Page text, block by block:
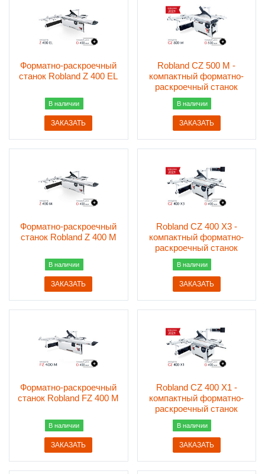
Форматно-раскроечный
станок Robland Z 400 EL
В наличии
ЗАКАЗАТЬ
Robland СZ 500 M -
компактный форматно-
раскроечный станок
В наличии
ЗАКАЗАТЬ
Форматно-раскроечный
станок Robland Z 400 M
В наличии
ЗАКАЗАТЬ
Robland СZ 400 X3 -
компактный форматно-
раскроечный станок
В наличии
ЗАКАЗАТЬ
Форматно-раскроечный
станок Robland FZ 400 M
В наличии
ЗАКАЗАТЬ
Robland СZ 400 X1 -
компактный форматно-
раскроечный станок
В наличии
ЗАКАЗАТЬ